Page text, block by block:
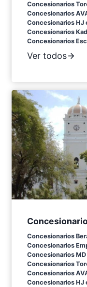
Concesionarios
Concesionarios
Concesionarios HJ
Concesionarios
Concesionarios
Ver todos
Concesionarios
Concesionarios
Concesionarios
Concesionarios
Concesionarios
Concesionarios HJ